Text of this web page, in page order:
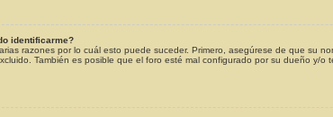
identificarme?
razones por lo cuál esto puede suceder. Primero, asegúrese de que su
También es posible que el foro esté mal configurado por su dueño y/o